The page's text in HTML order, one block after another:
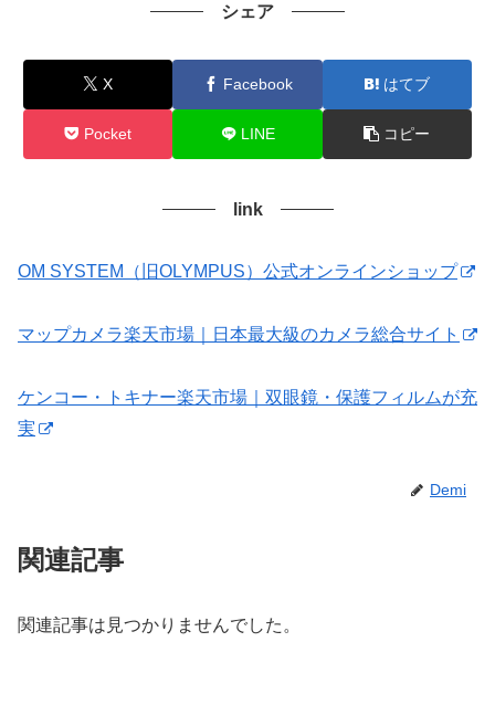
シェア
X Facebook はてブ
Pocket LINE コピー
link
OM SYSTEM（旧OLYMPUS）公式オンラインショップ
マップカメラ楽天市場｜日本最大級のカメラ総合サイト
ケンコー・トキナー楽天市場｜双眼鏡・保護フィルムが充
実
Demi
関連記事
関連記事は見つかりませんでした。